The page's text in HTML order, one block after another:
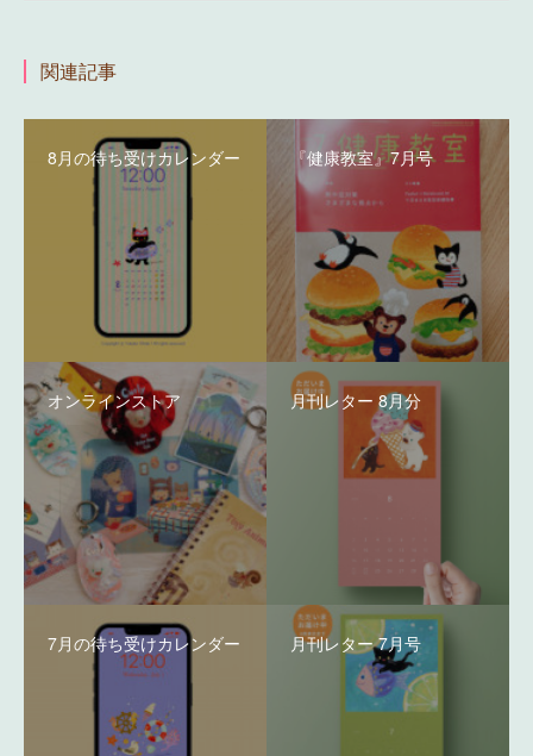
関連記事
8月の待ち受けカレンダー 『健康教室』7月号
オンラインストア 月刊レター 8月分
7月の待ち受けカレンダー 月刊レター 7月号